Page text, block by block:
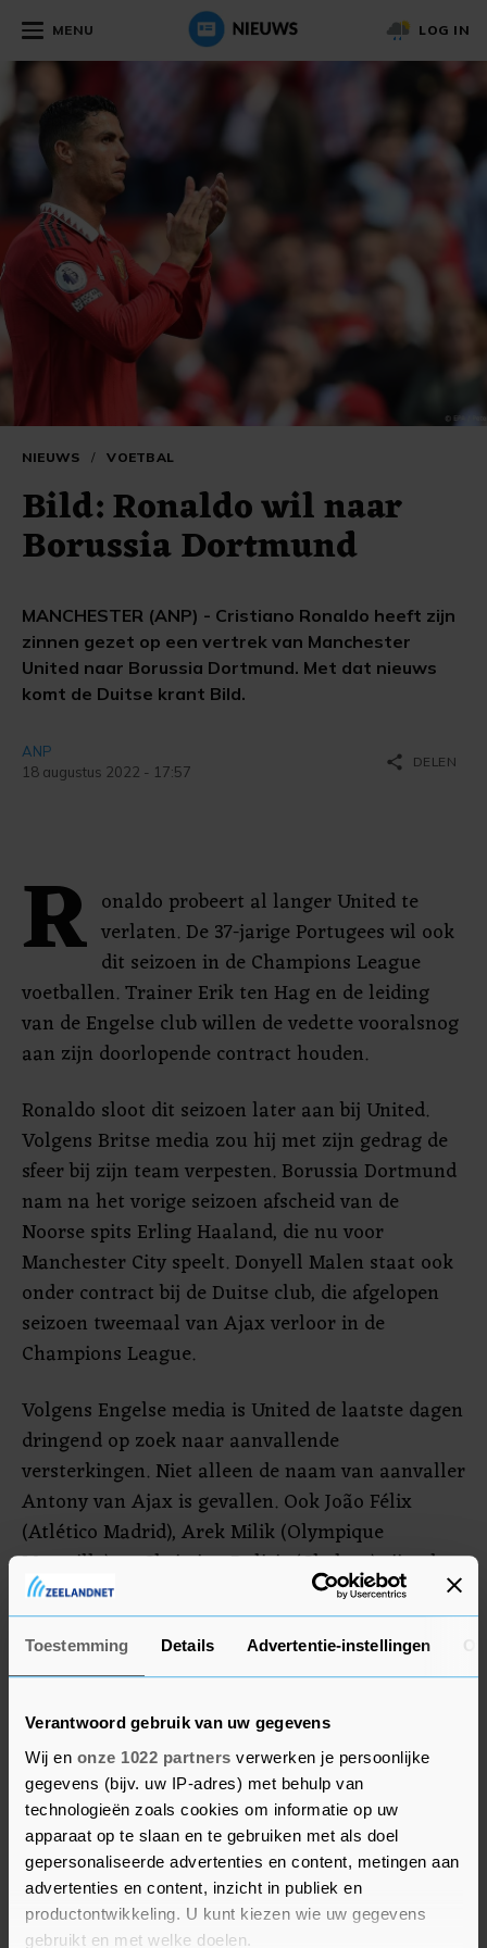
Toestemming Details Advertentie-instellingen
Verantwoord gebruik van uw gegevens
Wij en onze 1022 partners verwerken je persoonlijke
gegevens (bijv. uw IP-adres) met behulp van
technologieën zoals cookies om informatie op uw
apparaat op te slaan en te gebruiken met als doel
gepersonaliseerde advertenties en content, metingen aan
advertenties en content, inzicht in publiek en
productontwikkeling. U kunt kiezen wie uw gegevens
gebruikt en met welke doelen.
MENU LOG IN
NIEUWS / VOETBAL
Bild: Ronaldo wil naar
Borussia Dortmund
MANCHESTER (ANP) - Cristiano Ronaldo heeft zijn
zinnen gezet op een vertrek van Manchester
United naar Borussia Dortmund. Met dat nieuws
komt de Duitse krant Bild.
ANP
18 augustus 2022 - 17:57
share DELEN
R onaldo probeert al langer United te
verlaten. De 37-jarige Portugees wil ook
dit seizoen in de Champions League
voetballen. Trainer Erik ten Hag en de leiding
van de Engelse club willen de vedette vooralsnog
aan zijn doorlopende contract houden.
Ronaldo sloot dit seizoen later aan bij United.
Volgens Britse media zou hij met zijn gedrag de
sfeer bij zijn team verpesten. Borussia Dortmund
nam na het vorige seizoen afscheid van de
Noorse spits Erling Haaland, die nu voor
Manchester City speelt. Donyell Malen staat ook
onder contract bij de Duitse club, die afgelopen
seizoen tweemaal van Ajax verloor in de
Champions League.
Volgens Engelse media is United de laatste dagen
dringend op zoek naar aanvallende
versterkingen. Niet alleen de naam van aanvaller
Antony van Ajax is gevallen. Ook João Félix
(Atlético Madrid), Arek Milik (Olympique
Marseille) en Christian Pulisic (Chelsea) zijn al
met een vertrek naar United in verband gebracht.
United is het nieuwe seizoen van de Premier
League met twee nederlagen begonnen. Komende
maandag komt Liverpool op bezoek.